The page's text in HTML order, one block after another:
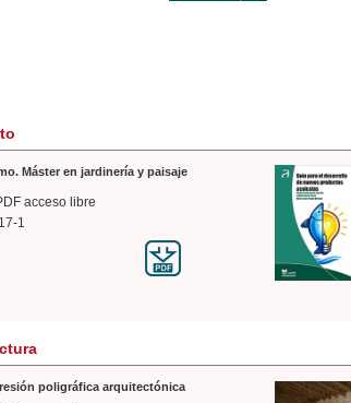
Máster en jardinería y paisaje
acceso libre
1
poligráfica arquitectónica